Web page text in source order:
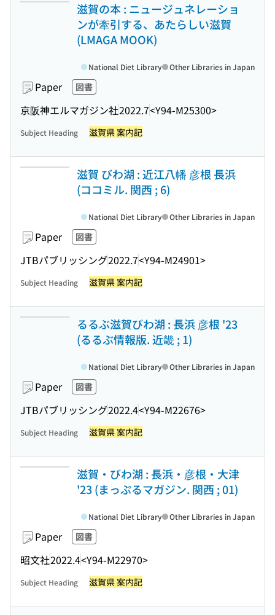
滋賀の本 : ニュージュネレーショ
ンが牽引する、あたらしい滋賀
(LMAGA MOOK)
Paper 図書
京阪神エルマガジン社2022.7<Y94-M25300>
National Diet Library Other Libraries in Japan
Subject Heading 滋賀県 案内記
滋賀 びわ湖 : 近江八幡 彦根 長浜
(ココミル. 関西 ; 6)
Paper 図書
JTBパブリッシング2022.7<Y94-M24901>
National Diet Library Other Libraries in Japan
Subject Heading 滋賀県 案内記
るるぶ滋賀びわ湖 : 長浜 彦根 '23
(るるぶ情報版. 近畿 ; 1)
Paper 図書
JTBパブリッシング2022.4<Y94-M22676>
National Diet Library Other Libraries in Japan
Subject Heading 滋賀県 案内記
滋賀・びわ湖 : 長浜・彦根・大津
'23 (まっぷるマガジン. 関西 ; 01)
Paper 図書
昭文社2022.4<Y94-M22970>
National Diet Library Other Libraries in Japan
Subject Heading 滋賀県 案内記